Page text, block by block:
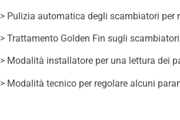
> Pulizia automatica degli scambiatori per
> Trattamento Golden Fin sugli
> Modalità installatore per una lettura dei
> Modalità tecnico per regolare alcuni